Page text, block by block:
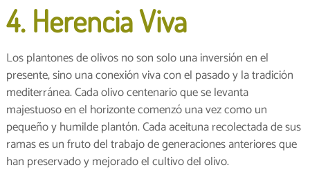
4. Herencia Viva
Los plantones de olivos no son solo una inversión en el
presente, sino una conexión viva con el pasado y la tradición
mediterránea. Cada olivo centenario que se levanta
majestuoso en el horizonte comenzó una vez como un
pequeño y humilde plantón. Cada aceituna recolectada de sus
ramas es un fruto del trabajo de generaciones anteriores que
han preservado y mejorado el cultivo del olivo.